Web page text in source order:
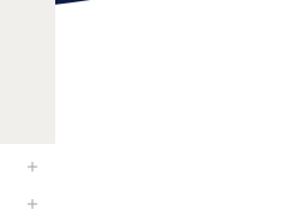

